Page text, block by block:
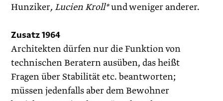
Hunziker, Lucien Kroll*und weniger anderer.
Zusatz 1964
Architekten dürfen nur die Funktion von
technischen Beratern ausüben, das heißt
Fragen über Stabilität etc. beantworten;
müssen jedenfalls aber dem Bewohner